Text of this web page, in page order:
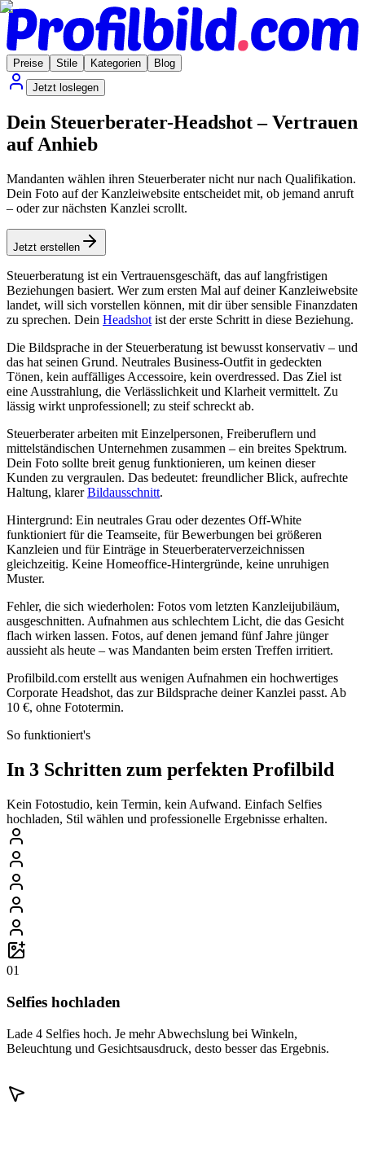
Preise Stile Kategorien
Blog
Jetzt loslegen
Dein Steuerberater-Headshot – Vertrauen
auf Anhieb
Mandanten wählen ihren Steuerberater nicht nur nach Qualifikation.
Dein Foto auf der Kanzleiwebsite entscheidet mit, ob jemand anruft
– oder zur nächsten Kanzlei scrollt.
Jetzt erstellen
Steuerberatung ist ein Vertrauensgeschäft, das auf langfristigen
Beziehungen basiert. Wer zum ersten Mal auf deiner Kanzleiwebsite
landet, will sich vorstellen können, mit dir über sensible Finanzdaten
zu sprechen. Dein Headshot ist der erste Schritt in diese Beziehung.
Die Bildsprache in der Steuerberatung ist bewusst konservativ – und
das hat seinen Grund. Neutrales Business-Outfit in gedeckten
Tönen, kein auffälliges Accessoire, kein overdressed. Das Ziel ist
eine Ausstrahlung, die Verlässlichkeit und Klarheit vermittelt. Zu
lässig wirkt unprofessionell; zu steif schreckt ab.
Steuerberater arbeiten mit Einzelpersonen, Freiberuflern und
mittelständischen Unternehmen zusammen – ein breites Spektrum.
Dein Foto sollte breit genug funktionieren, um keinen dieser
Kunden zu vergraulen. Das bedeutet: freundlicher Blick, aufrechte
Haltung, klarerBildausschnitt.
Hintergrund: Ein neutrales Grau oder dezentes Off-White
funktioniert für die Teamseite, für Bewerbungen bei größeren
Kanzleien und für Einträge in Steuerberaterverzeichnissen
gleichzeitig. Keine Homeoffice-Hintergründe, keine unruhigen
Muster.
Fehler, die sich wiederholen: Fotos vom letzten Kanzleijubiläum,
ausgeschnitten. Aufnahmen aus schlechtem Licht, die das Gesicht
flach wirken lassen. Fotos, auf denen jemand fünf Jahre jünger
aussieht als heute – was Mandanten beim ersten Treffen irritiert.
Profilbild.com erstellt aus wenigen Aufnahmen ein hochwertiges
Corporate Headshot, das zur Bildsprache deiner Kanzlei passt. Ab
10 €, ohne Fototermin.
So funktioniert's
In 3 Schritten zum perfekten Profilbild
Kein Fotostudio, kein Termin, kein Aufwand. Einfach Selfies
hochladen, Stil wählen und professionelle Ergebnisse erhalten.
01
Selfies hochladen
Lade 4 Selfies hoch. Je mehr Abwechslung bei Winkeln,
Beleuchtung und Gesichtsausdruck, desto besser das Ergebnis.